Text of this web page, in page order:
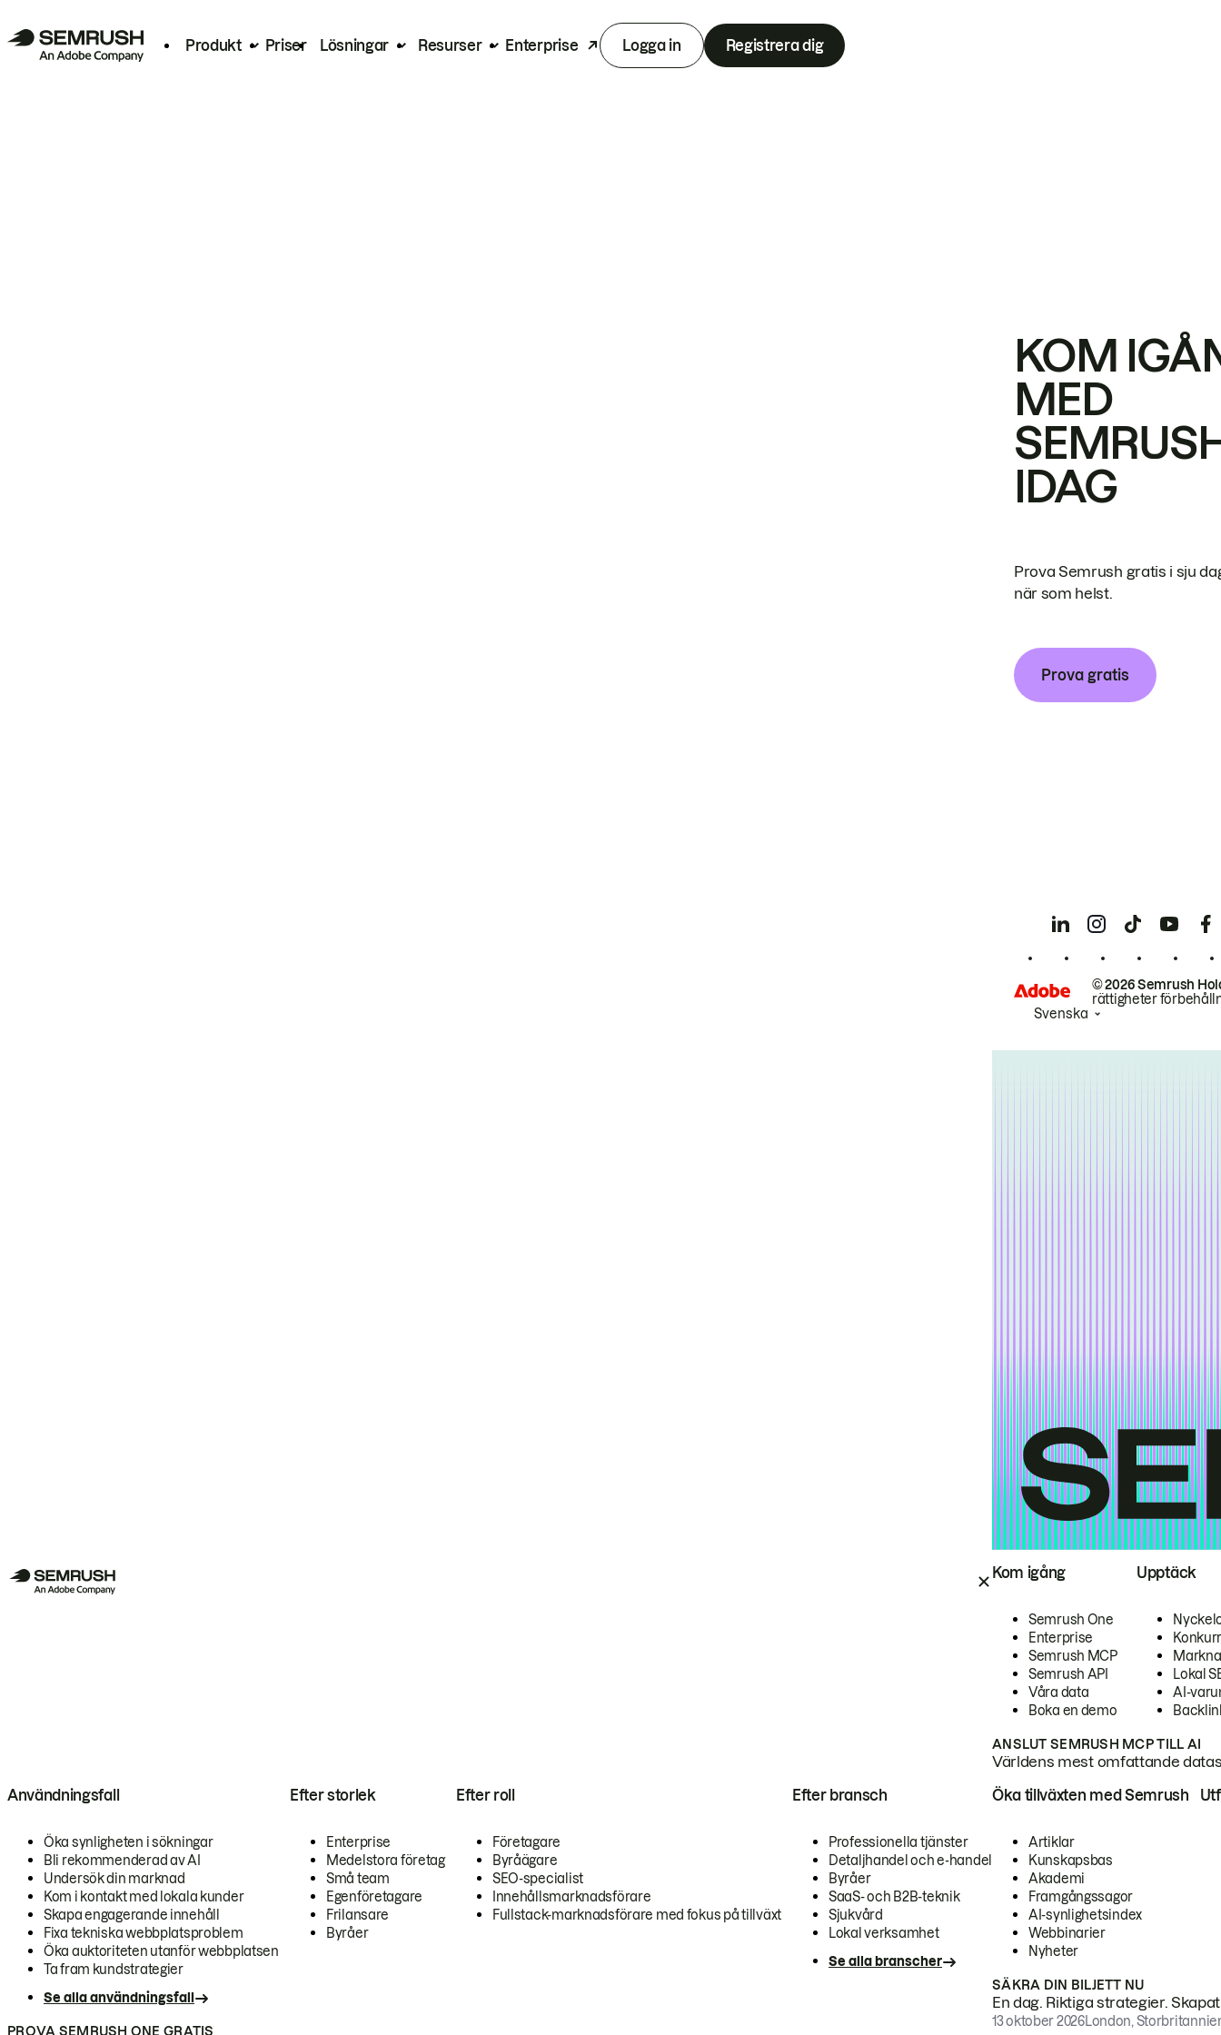
Produkt Priser Lösningar Resurser Enterprise Logga in Registrera dig
Kom igång
Semrush One
Enterprise
Semrush MCP
Semrush API
Våra data
Boka en demo
Upptäck
Lokal
AI-
ANSLUT SEMRUSH MCP TILL AI
Världens mest omfattande
Användningsfall
Öka synligheten i sökningar
Bli rekommenderad av AI
Undersök din marknad
Kom i kontakt med lokala kunder
Skapa engagerande innehåll
Fixa tekniska webbplatsproblem
Öka auktoriteten utanför webbplatsen
Ta fram kundstrategier
Se alla användningsfall
Efter storlek
Enterprise
Medelstora företag
Små team
Egenföretagare
Frilansare
Byråer
Efter roll
Företagare
Byråägare
SEO-specialist
Innehållsmarknadsförare
Fullstack-marknadsförare med fokus på tillväxt
Efter bransch
Professionella tjänster
Detaljhandel och e-handel
Byråer
SaaS- och B2B-teknik
Sjukvård
Lokal verksamhet
Se alla branscher
PROVA SEMRUSH ONE GRATIS
Öka tillväxten med Semrush
Artiklar
Kunskapsbas
Akademi
Framgångssagor
AI-synlighetsindex
Webbinarier
Nyheter
SÄKRA DIN BILJETT NU
En dag. Riktiga strategier.
13 oktober 2026London,
KOM
MED
IDAG
Prova Semrush gratis i sju
när som helst.
Prova gratis
© 2026 Semrush
rättigheter
Svenska